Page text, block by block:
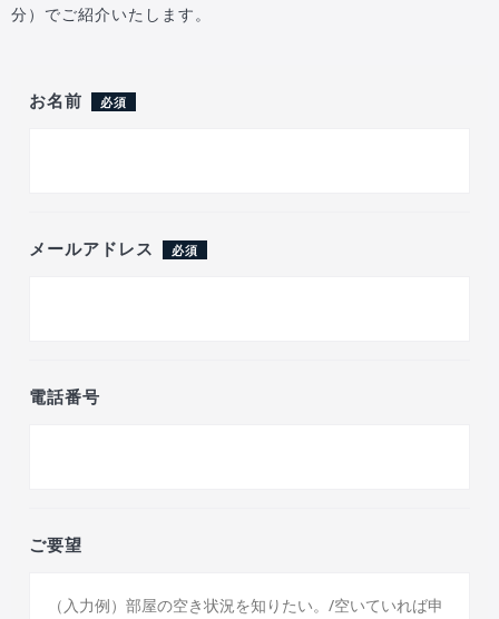
分）でご紹介いたします。
お名前 必須
メールアドレス 必須
電話番号
ご要望